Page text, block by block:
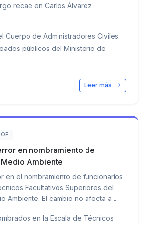
recae en Carlos Álvarez
Cuerpo de Administradores Civiles
públicos del Ministerio de
Leer más
en nombramiento de
Ambiente
en el nombramiento de funcionarios
Facultativos Superiores del
Ambiente. El cambio no afecta a ...
en la Escala de Técnicos